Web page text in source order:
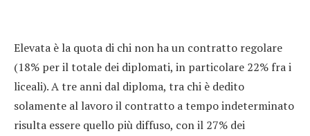
Elevata è la quota di chi non ha un contratto regolare
(18% per il totale dei diplomati, in particolare 22% fra i
liceali). A tre anni dal diploma, tra chi è dedito
solamente al lavoro il contratto a tempo indeterminato
risulta essere quello più diffuso, con il 27% dei